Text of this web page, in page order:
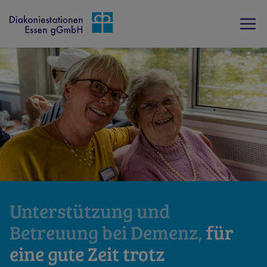
Unterstützung und
Betreuung bei Demenz,für
eine gute Zeit trotz